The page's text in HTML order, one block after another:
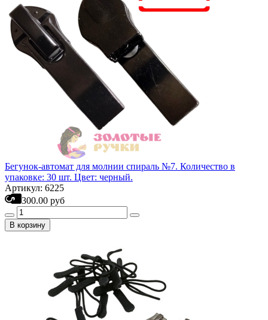
Бегунок-автомат для молнии спираль №7. Количество в
упаковке: 30 шт. Цвет: черный.
Артикул: 6225
300.00 руб
В корзину